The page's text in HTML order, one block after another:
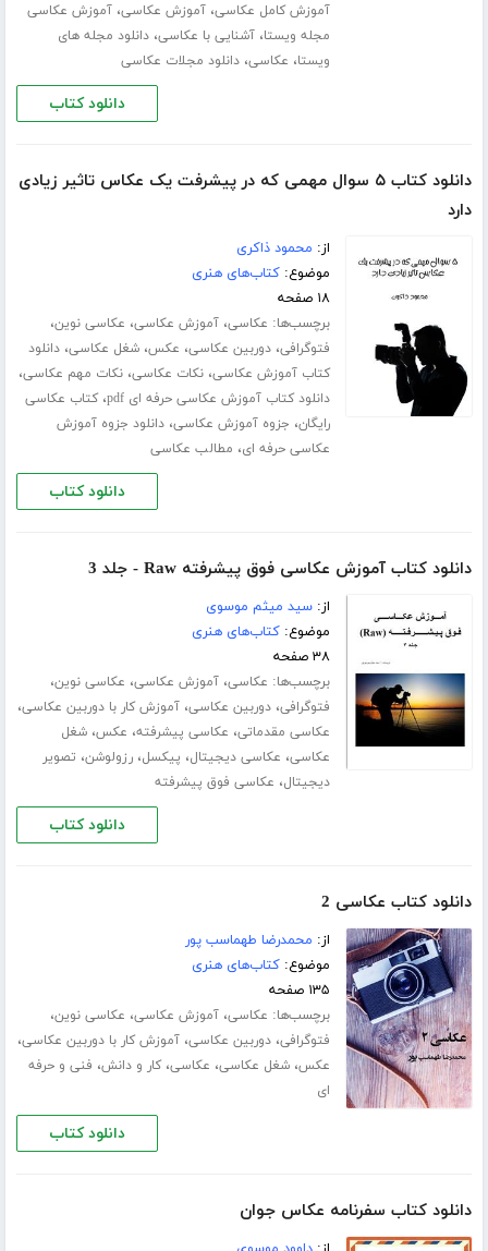
آموزش کامل عکاسی،آموزش عکاسی،آموزش عکاسی
مجله ویستا،آشنایی با عکاسی،دانلود مجله های
ویستا، عکاسی،دانلود مجلات عکاسی
دانلود کتاب
دانلود کتاب ۵ سوال مهمی که در پیشرفت یک عکاس تاثیر زیادی
دارد
از: محمود ذاکری
موضوع:کتاب‌های هنری
۱۸ صفحه
برچسب‌ها: عکاسی،آموزش عکاسی، عکاسی نوین،
فتوگرافی،دوربین عکاسی، عکس،شغل عکاسی،دانلود
کتاب آموزش عکاسی،نکات عکاسی،نکات مهم عکاسی،
دانلود کتاب آموزش عکاسی حرفه ای pdf ،کتاب عکاسی
رایگان، جزوه آموزش عکاسی،دانلود جزوه آموزش
عکاسی حرفه ای، مطالب عکاسی
دانلود کتاب
دانلود کتاب آموزش عکاسی فوق پیشرفته Raw - جلد 3
از:سید میثم موسوی
موضوع:کتاب‌های هنری
۳۸ صفحه
برچسب‌ها: عکاسی،آموزش عکاسی، عکاسی نوین،
فتوگرافی،دوربین عکاسی،آموزش کار با دوربین عکاسی،
عکاسی مقدماتی، عکاسی پیشرفته، عکس،شغل
عکاسی، عکاسی دیجیتال، پیکسل،رزولوشن، تصویر
دیجیتال، عکاسی فوق پیشرفته
دانلود کتاب
دانلود کتاب عکاسی 2
از: محمدرضا طهماسب پور
موضوع:کتاب‌های هنری
۱۳۵ صفحه
برچسب‌ها: عکاسی،آموزش عکاسی، عکاسی نوین،
فتوگرافی،دوربین عکاسی،آموزش کار با دوربین عکاسی،
عکس،شغل عکاسی، عکاسی،کار و دانش، فنی و حرفه
ای
دانلود کتاب
دانلود کتاب سفرنامه عکاس جوان